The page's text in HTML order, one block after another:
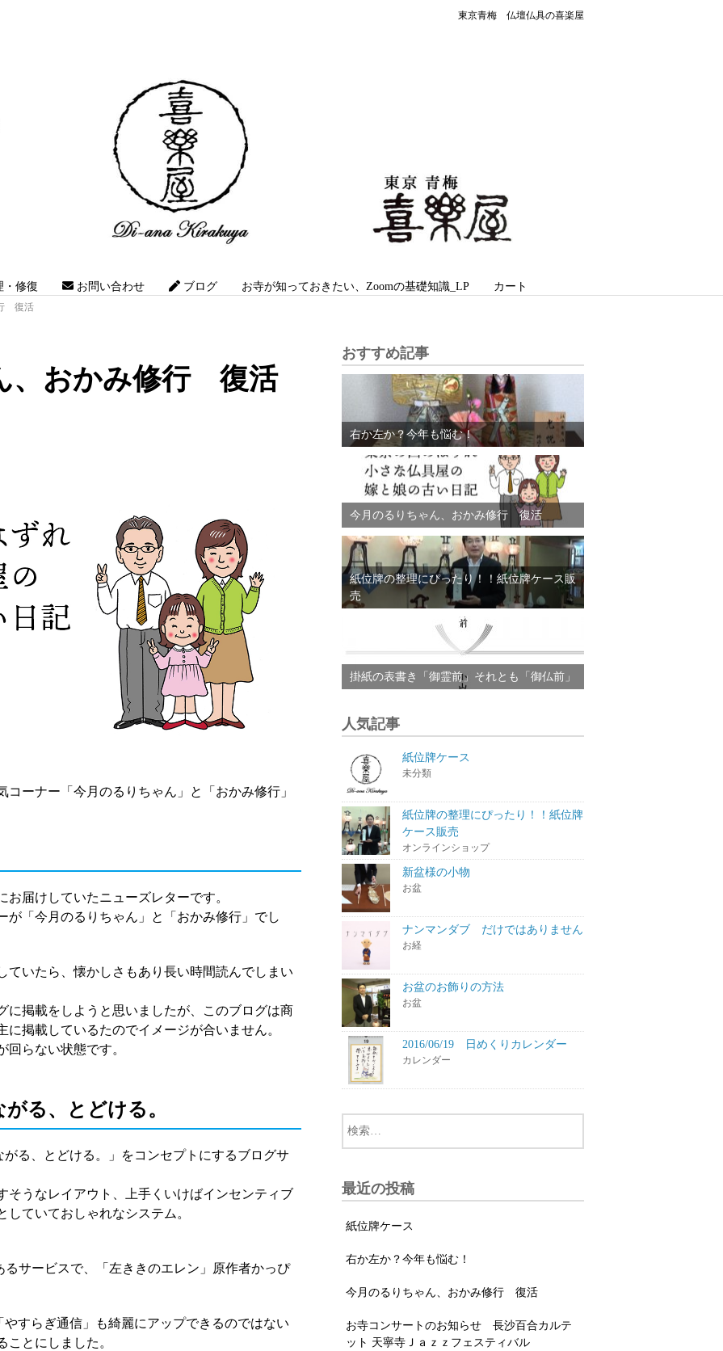
東京青梅 仏壇仏具の喜楽屋
・修復 お問い合わせ ブログ お寺が知っておきたい、Zoomの基礎知識_LP カート
復活
、おかみ修行 復活
ーナー「今月のるりちゃん」と「おかみ修行」
お届けしていたニューズレターです。
が「今月のるりちゃん」と「おかみ修行」でし
ていたら、懐かしさもあり長い時間読んでしまい
に掲載をしようと思いましたが、このブログは商
掲載しているたのでイメージが合いません。
らない状態です。
る、とどける。
る、とどける。」をコンセプトにするブログサ
そうなレイアウト、上手くいけばインセンティブ
ていておしゃれなシステム。
サービスで、「左ききのエレン」原作者かっぴ
すらぎ通信」も綺麗にアップできるのではない
とにしました。
おすすめ記事
右か左か？今年も悩む！
今月のるりちゃん、おかみ修行 復活
紙位牌の整理にぴったり！！紙位牌ケース販
売
掛紙の表書き「御霊前」それとも「御仏前」
人気記事
紙位牌ケース
未分類
紙位牌の整理にぴったり！！紙位牌
ケース販売
オンラインショップ
新盆様の小物
お盆
ナンマンダブ だけではありません
お経
お盆のお飾りの方法
お盆
2016/06/19 日めくりカレンダー
カレンダー
最近の投稿
紙位牌ケース
右か左か？今年も悩む！
今月のるりちゃん、おかみ修行 復活
お寺コンサートのお知らせ 長沙百合カルテ
ット 天寧寺Ｊａｚｚフェスティバル